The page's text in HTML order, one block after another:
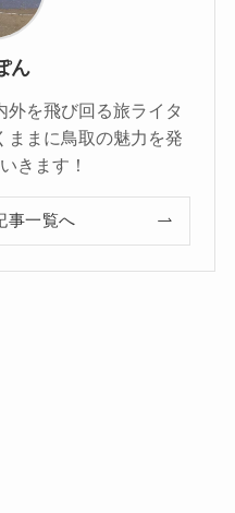
ん
を飛び回る旅ライタ
ままに鳥取の魅力を発
きます！
事一覧へ